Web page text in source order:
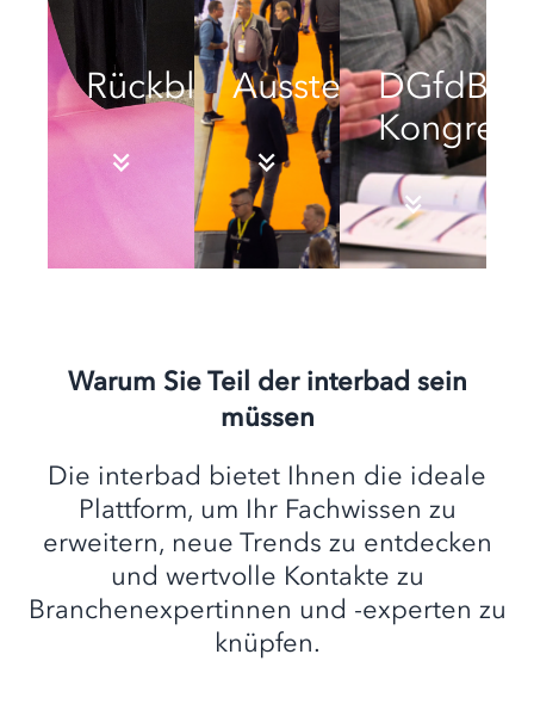
RückblickAusstellungDGfdB-
Kongress
Warum Sie Teil der interbad sein
müssen
Die interbad bietet Ihnen die ideale
Plattform, um Ihr Fachwissen zu
erweitern, neue Trends zu entdecken
und wertvolle Kontakte zu
Branchenexpertinnen und -experten zu
knüpfen.